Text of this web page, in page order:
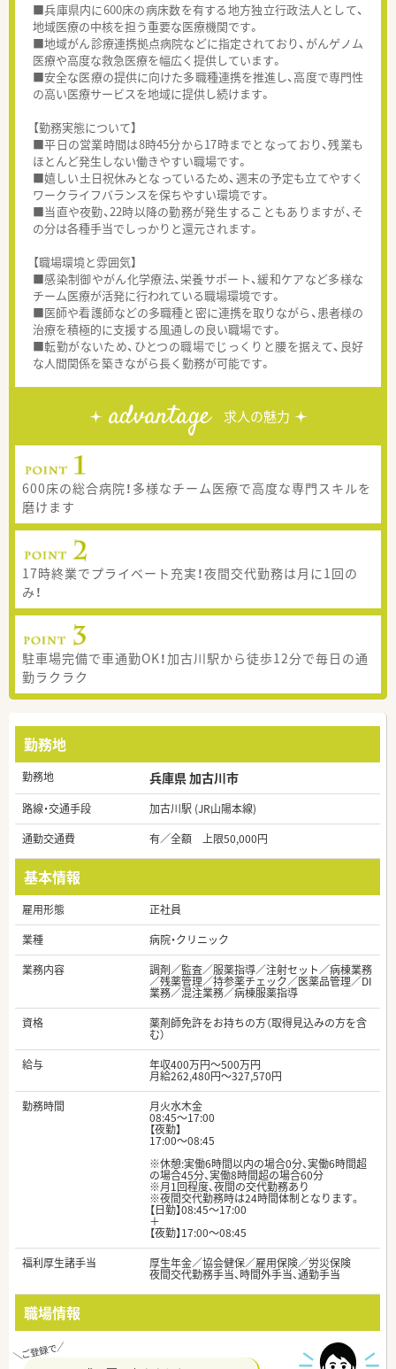
■兵庫県内に600床の病床数を有する地方独立行政法人として、
地域医療の中核を担う重要な医療機関です。
■地域がん診療連携拠点病院などに指定されており、がんゲノム
医療や高度な救急医療を幅広く提供しています。
■安全な医療の提供に向けた多職種連携を推進し、高度で専門性
の高い医療サービスを地域に提供し続けます。
【勤務実態について】
■平日の営業時間は8時45分から17時までとなっており、残業も
ほとんど発生しない働きやすい職場です。
■嬉しい土日祝休みとなっているため、週末の予定も立てやすく
ワークライフバランスを保ちやすい環境です。
■当直や夜勤、22時以降の勤務が発生することもありますが、そ
の分は各種手当でしっかりと還元されます。
【職場環境と雰囲気】
■感染制御やがん化学療法、栄養サポート、緩和ケアなど多様な
チーム医療が活発に行われている職場環境です。
■医師や看護師などの多職種と密に連携を取りながら、患者様の
治療を積極的に支援する風通しの良い職場です。
■転勤がないため、ひとつの職場でじっくりと腰を据えて、良好
な人間関係を築きながら長く勤務が可能です。
advantage 求人の魅力
600床の総合病院！多様なチーム医療で高度な専門スキルを
磨けます
17時終業でプライベート充実！夜間交代勤務は月に1回の
み！
駐車場完備で車通勤OK！加古川駅から徒歩12分で毎日の通
勤ラクラク
勤務地
勤務地 兵庫県 加古川市
路線・交通手段
加古川駅 (JR山陽本線)
通勤交通費
有／全額 上限50,000円
基本情報
雇用形態
正社員
業種
病院・クリニック
業務内容
調剤／監査／服薬指導／注射セット／病棟業務
／残薬管理／持参薬チェック／医薬品管理／DI
業務／混注業務／病棟服薬指導
資格
薬剤師免許をお持ちの方（取得見込みの方を含
む）
給与
年収400万円～500万円
月給262,480円～327,570円
勤務時間
月火水木金
08:45〜17:00
【夜勤】
17:00～08:45
※休憩:実働6時間以内の場合0分、実働6時間超
の場合45分、実働8時間超の場合60分
※月1回程度、夜間の交代勤務あり
※夜間交代勤務時は24時間体制となります。
【日勤】08:45～17:00
＋
【夜勤】17:00～08:45
福利厚生諸手当
厚生年金／協会健保／雇用保険／労災保険
夜間交代勤務手当、時間外手当、通勤手当
職場情報